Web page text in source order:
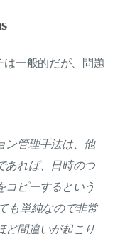
一般的だが、問題
ン管理手法は、他
あれば、日時のつ
コピーするという
も単純なので非常
ど間違いが起こり